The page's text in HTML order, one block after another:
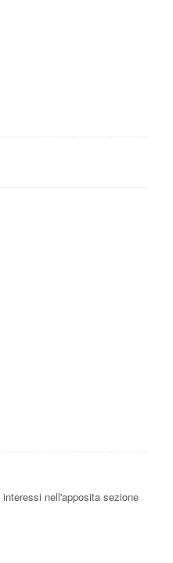
nell'apposita sezione